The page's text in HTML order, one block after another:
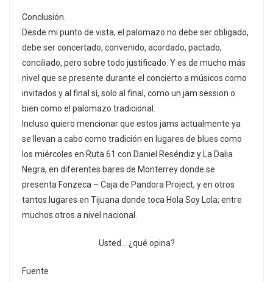
Conclusión.
Desde mi punto de vista, el palomazo no debe ser obligado,
debe ser concertado, convenido, acordado, pactado,
conciliado, pero sobre todo justificado. Y es de mucho más
nivel que se presente durante el concierto a músicos como
invitados y al final sí, solo al final, como un jam session o
bien como el palomazo tradicional.
Incluso quiero mencionar que estos jams actualmente ya
se llevan a cabo como tradición en lugares de blues como
los miércoles en Ruta 61 con Daniel Reséndiz y La Dalia
Negra, en diferentes bares de Monterrey donde se
presenta Fonzeca – Caja de Pandora Project, y en otros
tantos lugares en Tijuana donde toca Hola Soy Lola; entre
muchos otros a nivel nacional.
Usted… ¿qué opina?
Fuente